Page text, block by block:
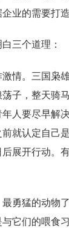
业的需要打
三个道理：
情。三国枭
子，整天骑
人要尽早解
就认定自己
展开行动。
勇猛的动物
它们的喂食